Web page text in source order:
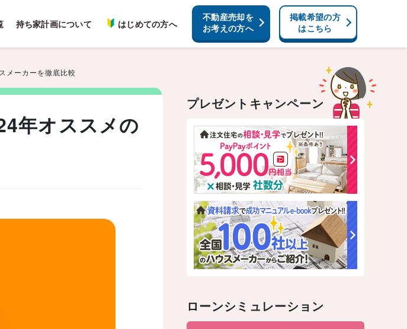
持ち家計画について はじめての方へ
不動産売却を
お考えの方へ
掲載希望の方
はこちら
メーカーを徹底比較
年オススメの
プレゼントキャンペーン
ローンシミュレーション